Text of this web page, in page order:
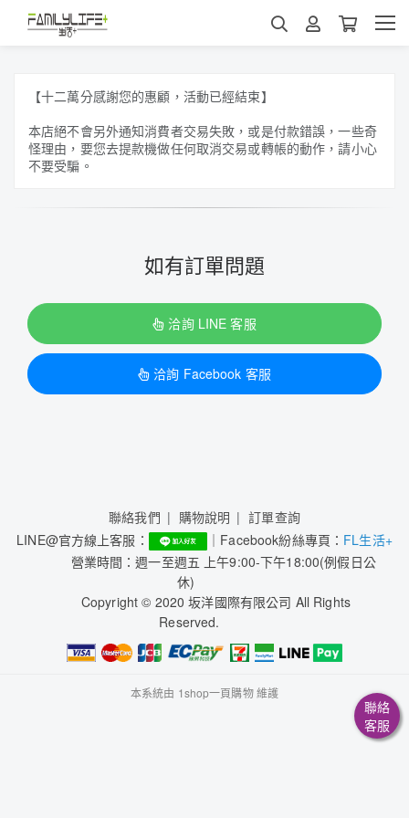
【十二萬分感謝您的惠顧，活動已經結束】
本店絕不會另外通知消費者交易失敗，或是付款錯誤，一些奇
怪理由，要您去提款機做任何取消交易或轉帳的動作，請小心
不要受騙。
如有訂單問題
洽詢 LINE 客服
洽詢 Facebook 客服
聯絡我們 購物說明
訂單查詢
LINE@官方線上客服：
｜Facebook紛絲專頁： FL生活+
營業時間：週一至週五 上午9:00-下午18:00(例假日公
休)
Copyright © 2020 坂洋國際有限公司 All Rights
Reserved.
本系統由 1shop一頁購物維護
聯絡
客服